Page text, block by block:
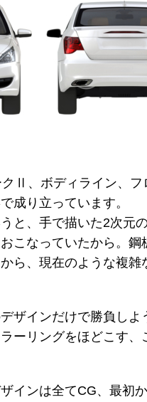
Ⅱ、ボディライン、フ
成り立っています。
と、手で描いた2次元
こなっていたから。
ら、現在のような複
ザインだけで勝負し
ーリングをほどこす
インは全てCG、最初